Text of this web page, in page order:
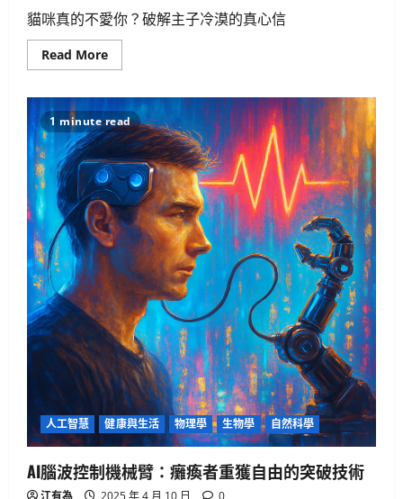
貓咪真的不愛你？破解主子冷漠的真心信
Read MoreRead
more
真
的
不
愛
你？
破
解
主
子
冷
漠
的
真
心
信
號
1 minute read
人工智慧 健康與生活 物理學 生物學 自然科學
AI腦波控制機械臂：癱瘓者重獲自由的突破技術
江有為 2025 年 4 月 10 日 0